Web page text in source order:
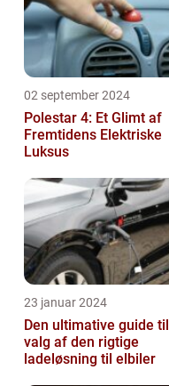
02 september 2024
Polestar 4: Et Glimt af
Fremtidens Elektriske
Luksus
23 januar 2024
Den ultimative guide til
valg af den rigtige
ladeløsning til elbiler